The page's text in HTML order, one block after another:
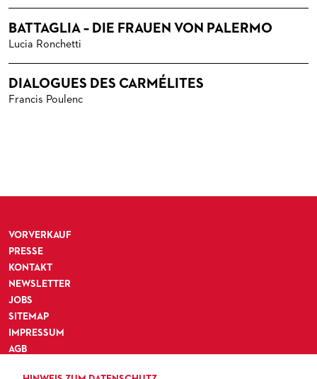
ZUKUNFT UND HISTORIE DER STÄDTISCHEN BÜHNEN
KOOPERATIONEN
BATTAGLIA – DIE FRAUEN VON PALERMO
Lucia Ronchetti
DIALOGUES DES CARMÉLITES
Francis Poulenc
VORVERKAUF
PRESSE
KONTAKT
NEWSLETTER
JOBS
SITEMAP
IMPRESSUM
AGB